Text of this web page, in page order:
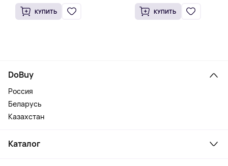
КУПИТЬ КУПИТЬ
DoBuy
Россия
Беларусь
Казахстан
Каталог